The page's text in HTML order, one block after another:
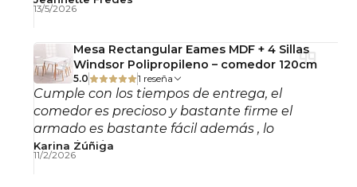
hogares como en proyectos comerciales de alto
tráfico.
Calidad y Durabilidad
Fabricada con estructura tubular de acero
cromado y tapizado en tela poliéster tipo lino,
materiales reconocidos por su resistencia,
13/5/2026
Mesa Rectangular Eames MDF + 4 Sillas
Windsor Polipropileno – comedor 120cm
5.0 1 reseña
Cumple con los tiempos de entrega, el
comedor es precioso y bastante firme el
armado es bastante fácil además , lo
recomiendo!
Karina Zúñiga
11/2/2026